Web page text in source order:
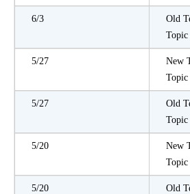
6/3
Old
Topic
5/27
New
Topic
5/27
Old
Topic
5/20
New
Topic
5/20
Old